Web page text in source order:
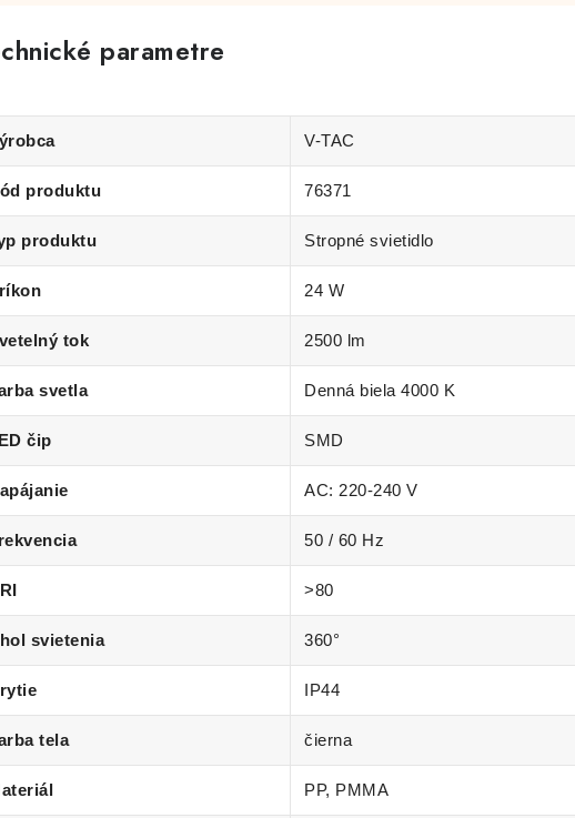
parametre
V-TAC
produktu 76371
produktu Stropné svietidlo
24 W
tok 2500 lm
svetla Denná biela 4000 K
čip SMD
AC: 220-240 V
50 / 60 Hz
>80
svietenia 360°
IP44
tela čierna
PP, PMMA